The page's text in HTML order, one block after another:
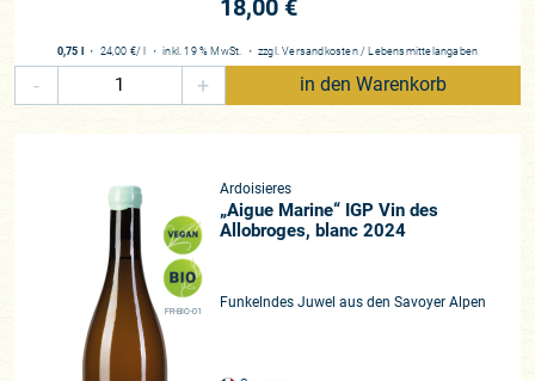
18,00 €
0,75 l ・ 24,00 €/ l ・inkl. 19 % MwSt. ・ zzgl.Versandkosten / Lebensmittelangaben
- + in den Warenkorb
FR-BIO-01
Ardoisieres
„Aigue Marine“ IGP Vin des
Allobroges, blanc 2024
Funkelndes Juwel aus den Savoyer Alpen